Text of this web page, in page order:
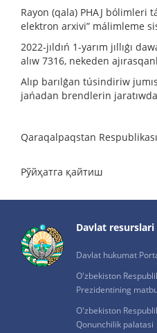
Rayon (qala) PHAJ bólimleri
elektron arxivi” málimleme
2022-jıldıń 1-yarım jıllıǵı
alıw 7316, nekeden
Alıp barılǵan túsindiriw
jańadan brendlerin
Qaraqalpaqstan
Рўйҳатга қайтиш
Davlat resurslari
Davlat hukumat
O'zbekiston
Prezidentining
O'zbekiston
Qonunchilik palatasi